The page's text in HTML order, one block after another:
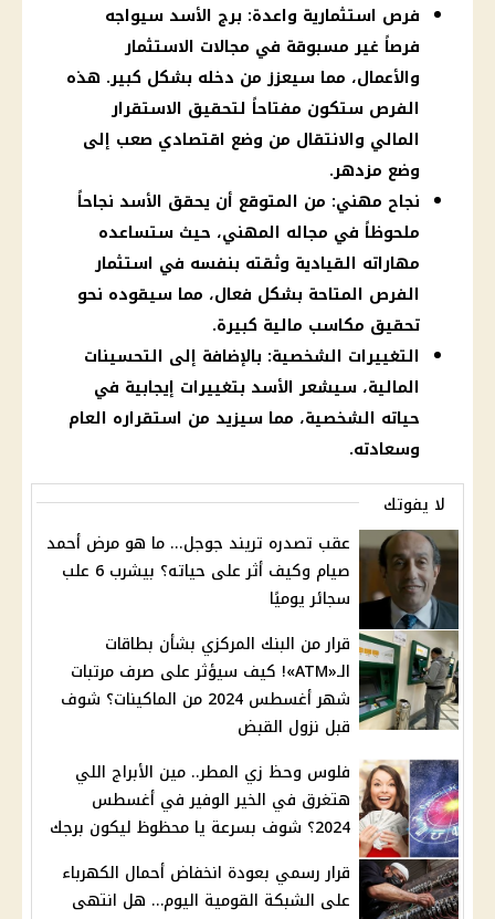
فرص استثمارية واعدة: برج الأسد سيواجه
فرصاً غير مسبوقة في مجالات الاستثمار
والأعمال، مما سيعزز من دخله بشكل كبير. هذه
الفرص ستكون مفتاحاً لتحقيق الاستقرار
المالي والانتقال من وضع اقتصادي صعب إلى
وضع مزدهر.
نجاح مهني: من المتوقع أن يحقق الأسد نجاحاً
ملحوظاً في مجاله المهني، حيث ستساعده
مهاراته القيادية وثقته بنفسه في استثمار
الفرص المتاحة بشكل فعال، مما سيقوده نحو
تحقيق مكاسب مالية كبيرة.
التغييرات الشخصية: بالإضافة إلى التحسينات
المالية، سيشعر الأسد بتغييرات إيجابية في
حياته الشخصية، مما سيزيد من استقراره العام
وسعادته.
لا يفوتك
عقب تصدره تريند جوجل... ما هو مرض أحمد
صيام وكيف أثر على حياته؟ بيشرب 6 علب
سجائر يوميًا
قرار من البنك المركزي بشأن بطاقات
الـ«ATM»! كيف سيؤثر على صرف مرتبات
شهر أغسطس 2024 من الماكينات؟ شوف
قبل نزول القبض
فلوس وحظ زي المطر.. مين الأبراج اللي
هتغرق في الخير الوفير في أغسطس
2024؟ شوف بسرعة يا محظوظ ليكون برجك
قرار رسمي بعودة انخفاض أحمال الكهرباء
على الشبكة القومية اليوم… هل انتهى